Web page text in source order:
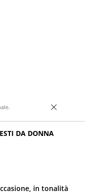
DA DONNA
in tonalità